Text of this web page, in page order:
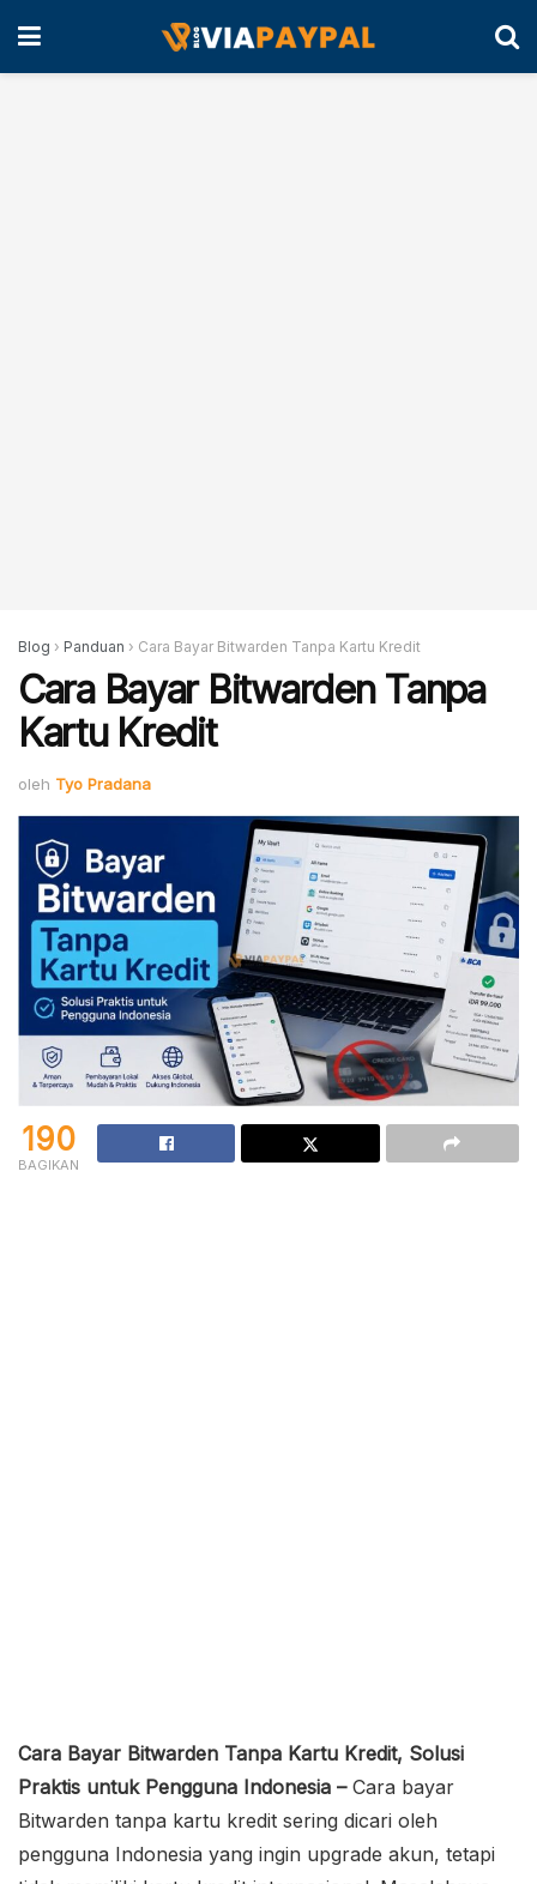
Blog › Panduan › Cara Bayar Bitwarden Tanpa Kartu Kredit
Cara Bayar Bitwarden Tanpa
Kartu Kredit
oleh Tyo Pradana
190
BAGIKAN
Cara Bayar Bitwarden Tanpa Kartu Kredit, Solusi
Praktis untuk Pengguna Indonesia – Cara bayar
Bitwarden tanpa kartu kredit sering dicari oleh
pengguna Indonesia yang ingin upgrade akun, tetapi